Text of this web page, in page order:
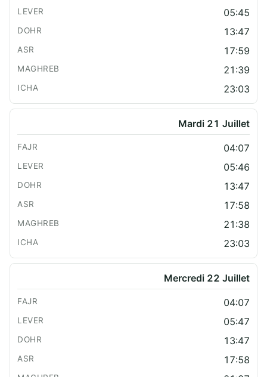
05:45
13:47
17:59
21:39
23:03
Mardi 21 Juillet
04:07
05:46
13:47
17:58
21:38
23:03
Mercredi 22 Juillet
04:07
05:47
13:47
17:58